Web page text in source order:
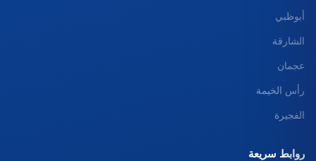
أبوظبي
الشارقة
عجمان
رأس الخيمة
الفجيرة
روابط سريعة